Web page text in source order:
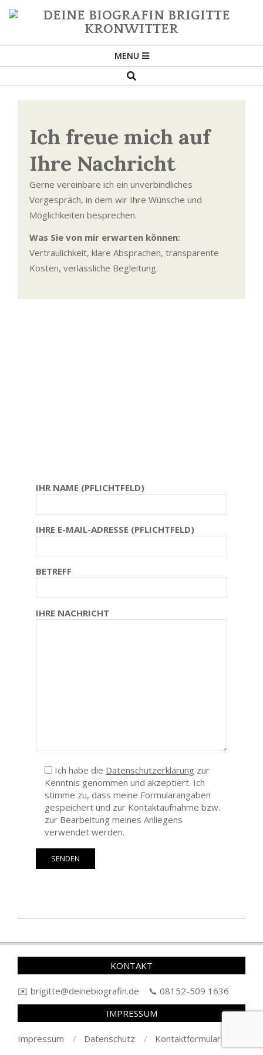
Skip
DEINE
BRIGITTE
KRONWITTER
Navigation
Menu
MENU
Search
Ich freue mich auf
Ihre Nachricht
Gerne vereinbare ich ein unverbindliches
Vorgespräch, in dem wir Ihre Wünsche und
Möglichkeiten besprechen.
Was Sie von mir erwarten können:
Vertraulichkeit, klare Absprachen, transparente
Kosten, verlässliche Begleitung.
IHR NAME (PFLICHTFELD)
IHRE E-MAIL-ADRESSE (PFLICHTFELD)
BETREFF
IHRE NACHRICHT
Ich habe die Datenschutzerklärung zur
Kenntnis genommen und akzeptiert. Ich
stimme zu, dass meine Formularangaben
gespeichert und zur Kontaktaufnahme bzw.
zur Bearbeitung meines Anliegens
verwendet werden.
12-
23
KONTAKT
✉️ brigitte@deinebiografin.de 📞 08152-509 1636
IMPRESSUM
Impressum Datenschutz Kontaktformular